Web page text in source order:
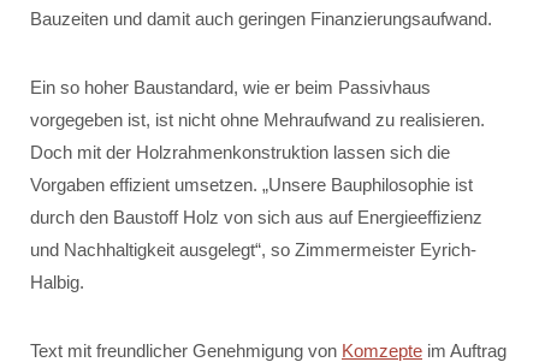
Bauzeiten und damit auch geringen Finanzierungsaufwand.
Ein so hoher Baustandard, wie er beim Passivhaus
vorgegeben ist, ist nicht ohne Mehraufwand zu realisieren.
Doch mit der Holzrahmenkonstruktion lassen sich die
Vorgaben effizient umsetzen. „Unsere Bauphilosophie ist
durch den Baustoff Holz von sich aus auf Energieeffizienz
und Nachhaltigkeit ausgelegt“, so Zimmermeister Eyrich-
Halbig.
Text mit freundlicher Genehmigung von Komzepte im Auftrag